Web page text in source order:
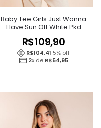
Baby Tee Girls Just Wanna
Have Sun Off White Pkd
R$109,90
R$104,41 5% off
2x de R$54,95